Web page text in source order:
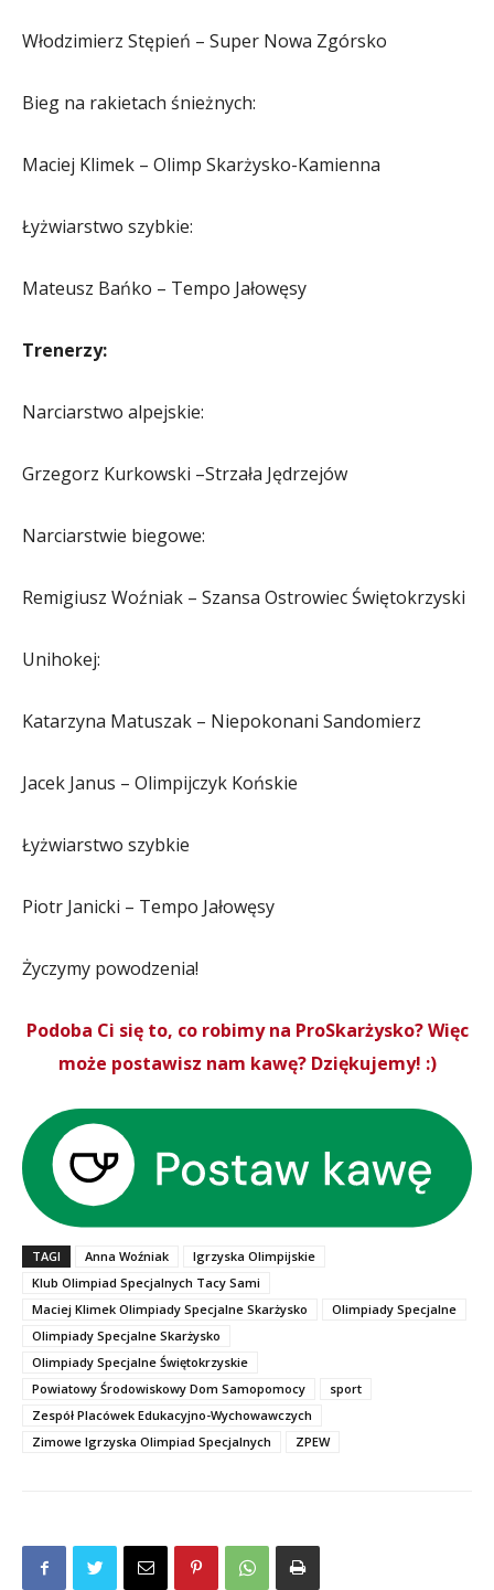
Włodzimierz Stępień – Super Nowa Zgórsko
Bieg na rakietach śnieżnych:
Maciej Klimek – Olimp Skarżysko-Kamienna
Łyżwiarstwo szybkie:
Mateusz Bańko – Tempo Jałowęsy
Trenerzy:
Narciarstwo alpejskie:
Grzegorz Kurkowski –Strzała Jędrzejów
Narciarstwie biegowe:
Remigiusz Woźniak – Szansa Ostrowiec Świętokrzyski
Unihokej:
Katarzyna Matuszak – Niepokonani Sandomierz
Jacek Janus – Olimpijczyk Końskie
Łyżwiarstwo szybkie
Piotr Janicki – Tempo Jałowęsy
Życzymy powodzenia!
Podoba Ci się to, co robimy na ProSkarżysko? Więc
może postawisz nam kawę? Dziękujemy! :)
TAGI Anna Woźniak
Igrzyska Olimpijskie
Klub Olimpiad Specjalnych Tacy Sami
Maciej Klimek Olimpiady Specjalne Skarżysko
Olimpiady Specjalne
Olimpiady Specjalne Skarżysko
Olimpiady Specjalne Świętokrzyskie
Powiatowy Środowiskowy Dom Samopomocy
sport
Zespół Placówek Edukacyjno-Wychowawczych
Zimowe Igrzyska Olimpiad Specjalnych
ZPEW